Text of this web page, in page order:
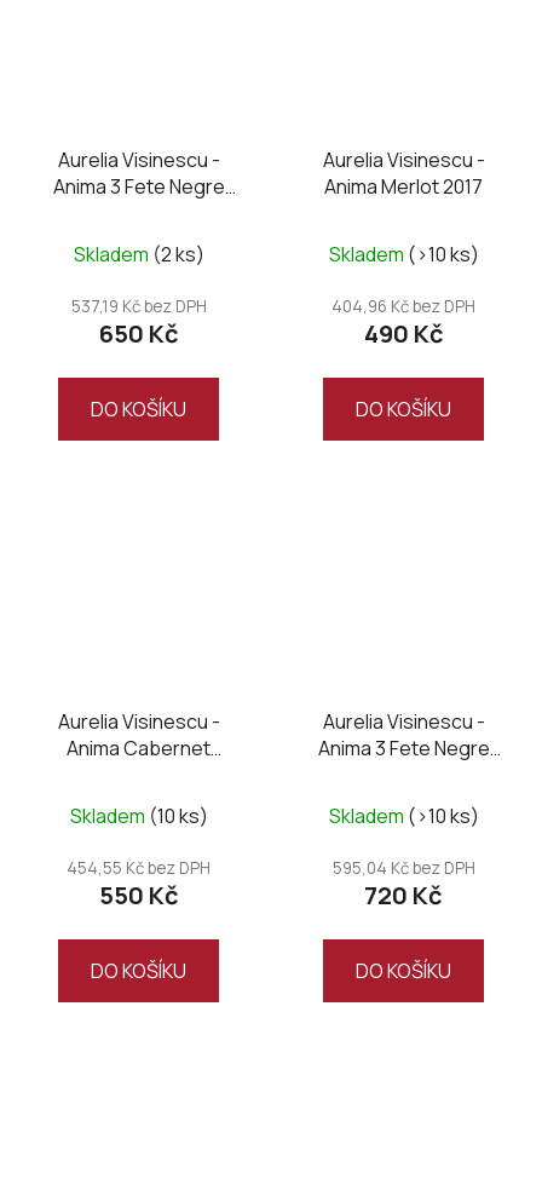
Aurelia Visinescu -
Anima 3 Fete Negre
Skladem (2 ks)
537,19 Kč bez DPH
650 Kč
DO KOŠÍKU
Aurelia Visinescu -
Anima Merlot 2017
Skladem (>10 ks)
404,96 Kč bez DPH
490 Kč
DO KOŠÍKU
Aurelia Visinescu -
Anima Cabernet
Skladem (10 ks)
454,55 Kč bez DPH
550 Kč
DO KOŠÍKU
Aurelia Visinescu -
Anima 3 Fete Negre
Skladem (>10 ks)
595,04 Kč bez DPH
720 Kč
DO KOŠÍKU